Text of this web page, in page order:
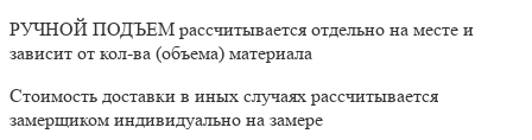
РУЧНОЙ ПОДЪЕМ рассчитывается отдельно на месте и
зависит от кол-ва (объема) материала
Стоимость доставки в иных случаях рассчитывается
замерщиком индивидуально на замере